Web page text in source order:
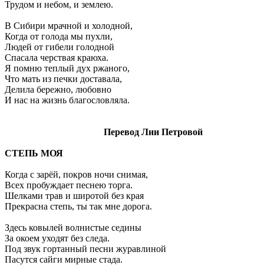
Трудом и небом, и землею.
В Сибири мрачной и холодной,
Когда от голода мы пухли,
Людей от гибели голодной
Спасала черствая краюха.
Я помню теплый дух ржаного,
Что мать из печки доставала,
Делила бережно, любовно
И нас на жизнь благословляла.
Перевод Лии Петровой
СТЕПЬ МОЯ
Когда с зарёй, покров ночи снимая,
Всех пробуждает песнею торга.
Шелками трав и широтой без края
Прекрасна степь, ты так мне дорога.
Здесь ковылей волнистые седины
За окоем уходят без следа.
Под звук гортанный песни журавлиной
Пасутся сайги мирные стада.